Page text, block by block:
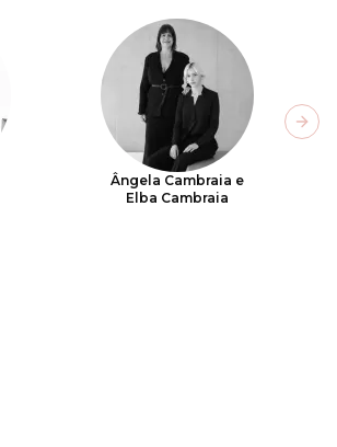
Ângela Cambraia e
Elba Cambraia